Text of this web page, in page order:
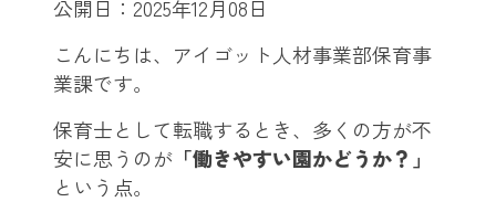
公開日： 2025年12月08日
こんにちは、アイゴット人材事業部保育事
業課です。
保育士として転職するとき、多くの方が不
安に思うのが 「働きやすい園かどうか？」
という点。